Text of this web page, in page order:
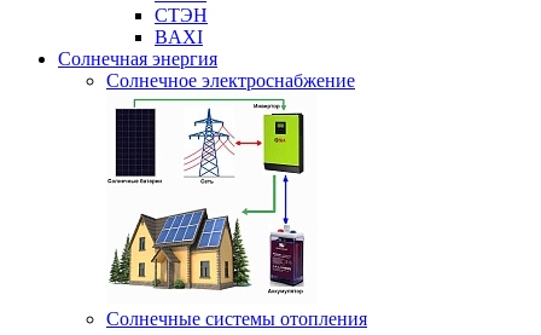
СТЭН
BAXI
Солнечная энергия
Солнечное электроснабжение
Солнечные системы отопления